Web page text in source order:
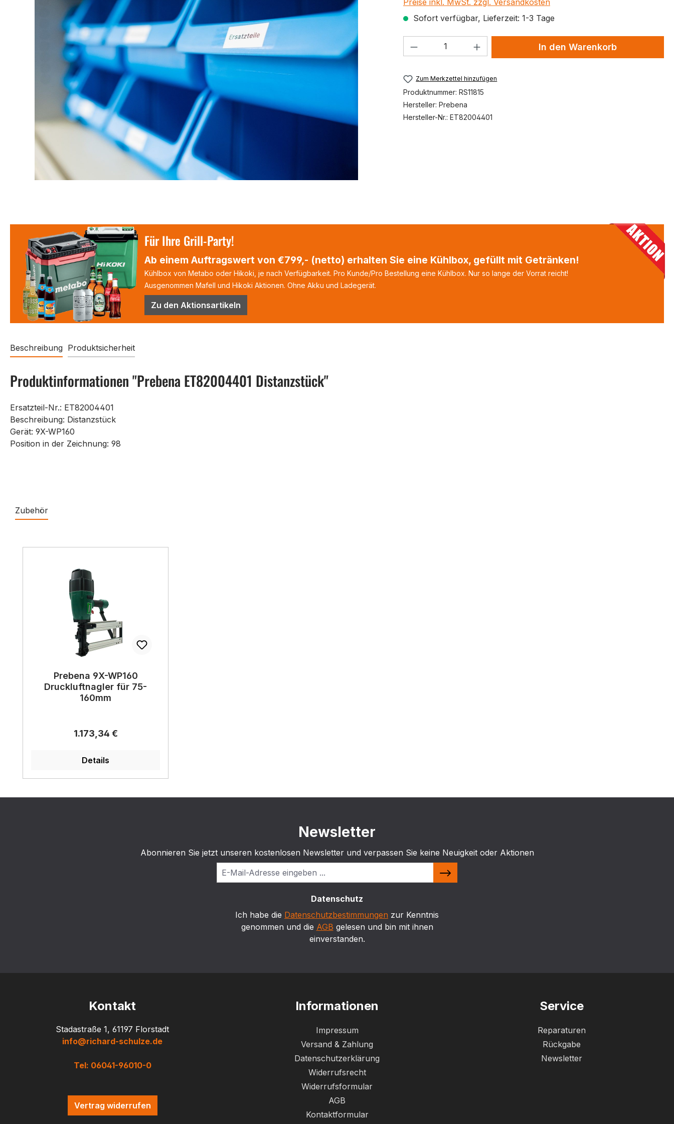
Preise inkl. MwSt. zzgl. Versandkosten
Sofort verfügbar, Lieferzeit: 1-3 Tage
Produkt Anzahl: Gib den gewünschten Wert
In den Warenkorb
Zum Merkzettel hinzufügen
Produktnummer: RS11815
Hersteller: Prebena
Hersteller-Nr.: ET82004401
Für Ihre Grill-Party!
Ab einem Auftragswert von €799,- (netto) erhalten Sie eine Kühlbox, gefüllt mit Getränken!
Kühlbox von Metabo oder Hikoki, je nach Verfügbarkeit. Pro Kunde/Pro Bestellung eine Kühlbox. Nur so lange der Vorrat reicht!
Ausgenommen Mafell und Hikoki Aktionen. Ohne Akku und Ladegerät.
Zu den Aktionsartikeln
Beschreibung Produktsicherheit
Produktinformationen "Prebena ET82004401 Distanzstück"
Ersatzteil-Nr.: ET82004401
Beschreibung: Distanzstück
Gerät: 9X-WP160
Position in der Zeichnung: 98
Zubehör
Prebena 9X-WP160
Druckluftnagler für 75-
160mm
Regulärer Preis:
1.173,34 €
Details
Newsletter
Abonnieren Sie jetzt unseren kostenlosen Newsletter und verpassen Sie keine Neuigkeit oder Aktionen
Datenschutz
Ich habe die Datenschutzbestimmungen zur Kenntnis
genommen und die AGB gelesen und bin mit ihnen
einverstanden.
Kontakt
Stadastraße 1, 61197 Florstadt
info@richard-schulze.de
Tel: 06041-96010-0
Vertrag widerrufen
Informationen
Impressum
Versand & Zahlung
Datenschutzerklärung
Widerrufsrecht
Widerrufsformular
AGB
Kontaktformular
Service
Reparaturen
Rückgabe
Newsletter